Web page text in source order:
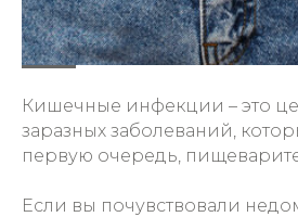
Кишечные инфекции – это
заразных заболеваний,
первую очередь,
Если вы почувствовали